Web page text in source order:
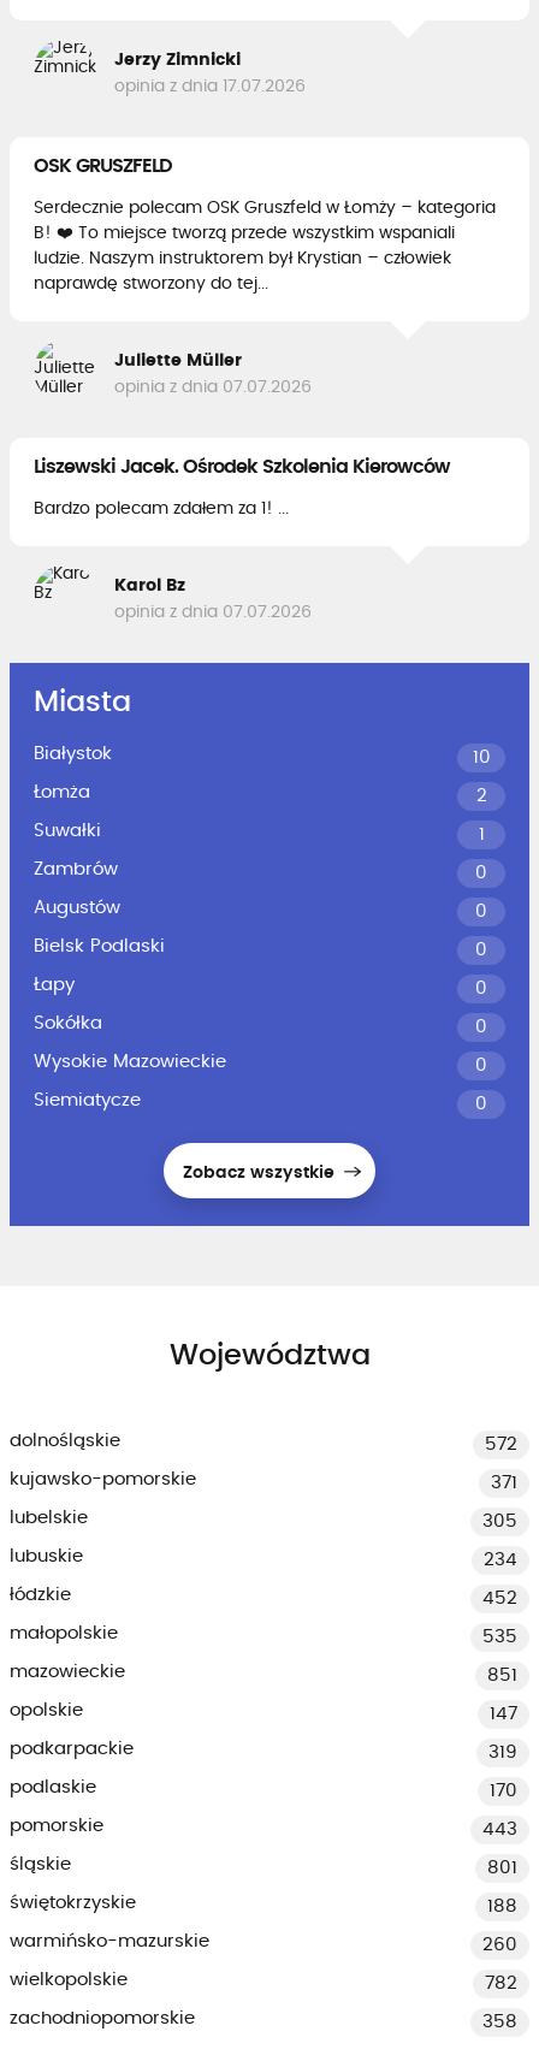
Jerzy Zimnicki
opinia z dnia 17.07.2026
OSK GRUSZFELD
Serdecznie polecam OSK Gruszfeld w Łomży – kategoria
B! ❤️ To miejsce tworzą przede wszystkim wspaniali
ludzie. Naszym instruktorem był Krystian – człowiek
naprawdę stworzony do tej...
Juliette Müller
opinia z dnia 07.07.2026
Liszewski Jacek. Ośrodek Szkolenia Kierowców
Bardzo polecam zdałem za 1! ...
Karol Bz
opinia z dnia 07.07.2026
Miasta
Białystok
10
Łomża
2
Suwałki
1
Zambrów
0
Augustów
0
Bielsk Podlaski
0
Łapy
0
Sokółka
0
Wysokie Mazowieckie
0
Siemiatycze
0
Zobacz wszystkie
Województwa
dolnośląskie
572
kujawsko-pomorskie
371
lubelskie
305
lubuskie
234
łódzkie
452
małopolskie
535
mazowieckie
851
opolskie
147
podkarpackie
319
podlaskie
170
pomorskie
443
śląskie
801
świętokrzyskie
188
warmińsko-mazurskie
260
wielkopolskie
782
zachodniopomorskie
358